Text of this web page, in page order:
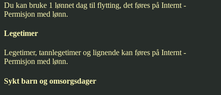
Du kan bruke 1 lønnet dag til flytting, det føres på Internt -
Permisjon med lønn.
Legetimer
Legetimer, tannlegetimer og lignende kan føres på Internt -
Permisjon med lønn.
Sykt barn og omsorgsdager